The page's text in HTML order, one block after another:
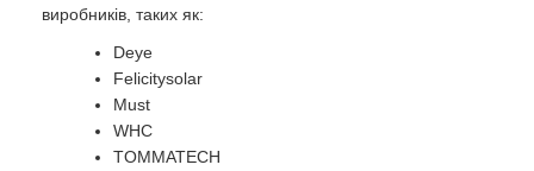
виробників, таких як:
Deye
Felicitysolar
Must
WHC
TOMMATECH